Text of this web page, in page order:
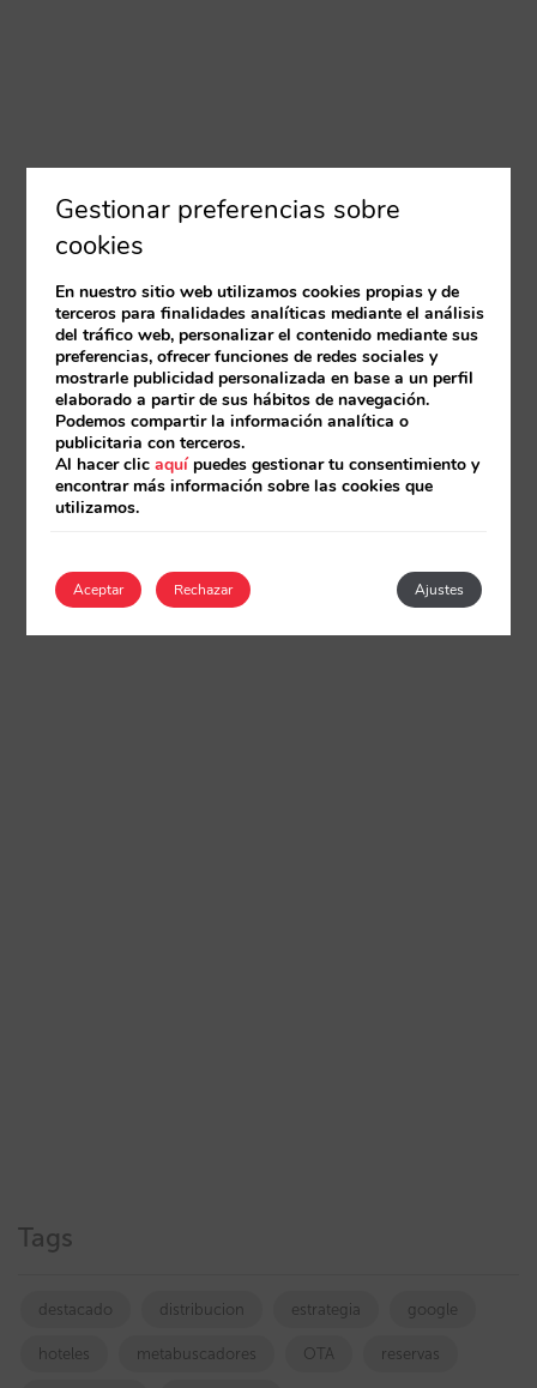
Tags
destacado distribucion estrategia google
hoteles metabuscadores OTA reservas
Gestionar preferencias sobre
cookies
En nuestro sitio web utilizamos cookies propias y de
terceros para finalidades analíticas mediante el análisis
del tráfico web, personalizar el contenido mediante sus
preferencias, ofrecer funciones de redes sociales y
mostrarle publicidad personalizada en base a un perfil
elaborado a partir de sus hábitos de navegación.
Podemos compartir la información analítica o
publicitaria con terceros.
Al hacer clicaquípuedes gestionar tu consentimiento y
encontrar más información sobre las cookies que
utilizamos.
Aceptar Ajustes
Rechazar